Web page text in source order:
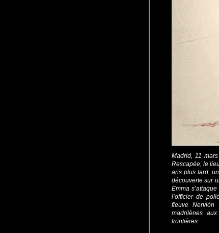
Madrid, 11
Rescapée, le
ans plus tard,
découverte sur
Emma
l’officier de
fleuve Nervión
madrilènes
frontières.